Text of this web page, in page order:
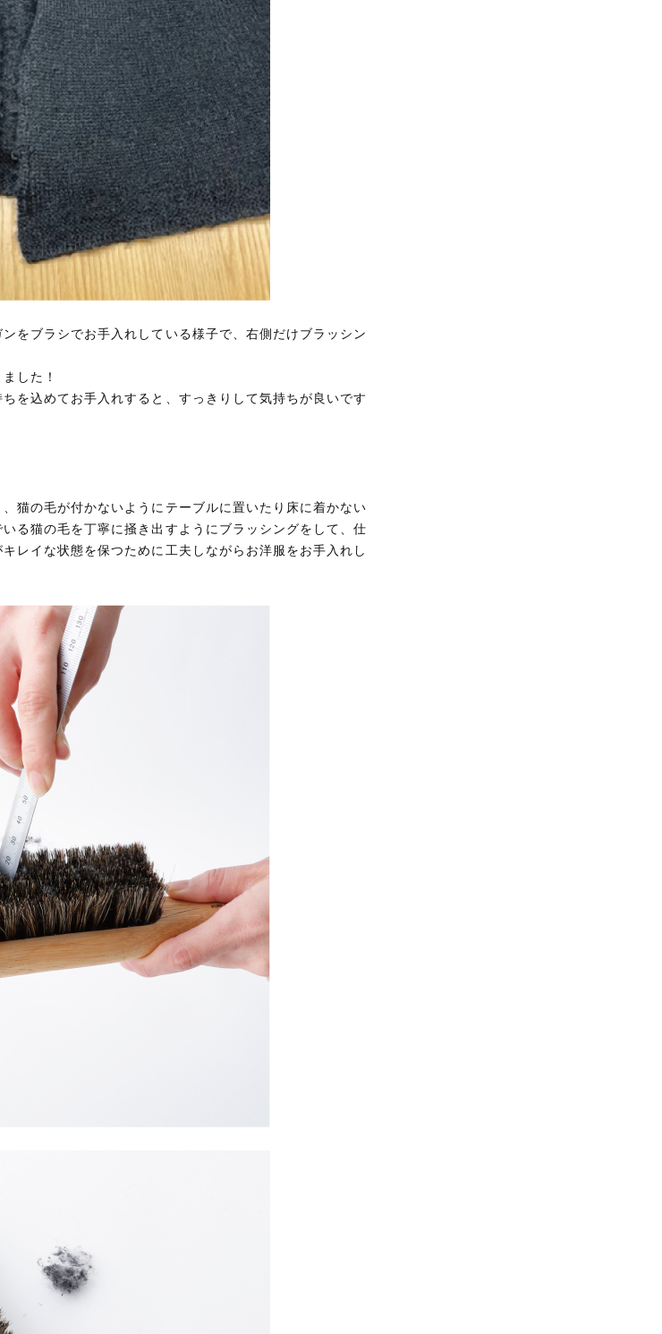
をブラシでお手入れしている様子で、右側だけブラッシン
した！
を込めてお手入れすると、すっきりして気持ちが良いです
猫の毛が付かないようにテーブルに置いたり床に着かない
る猫の毛を丁寧に掻き出すようにブラッシングをして、仕
レイな状態を保つために工夫しながらお洋服をお手入れし